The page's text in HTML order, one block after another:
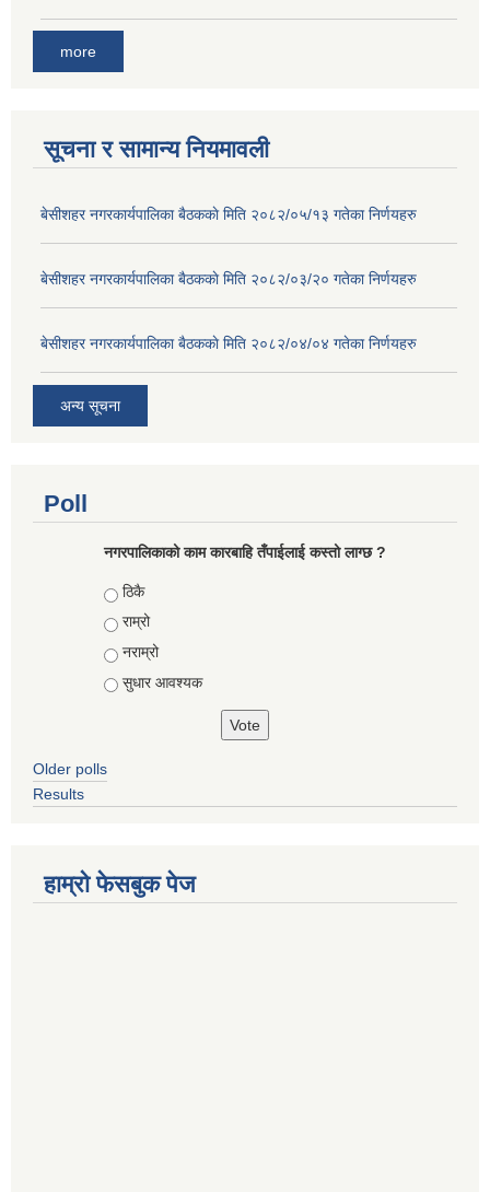
more
सूचना र सामान्य नियमावली
बे‍‍सीशहर नगरकार्यपालिका बैठककाे मिति २०८२/०५/१३ गतेका निर्णयहरु
बे‍‍सीशहर नगरकार्यपालिका बैठककाे मिति २०८२/०३/२० गतेका निर्णयहरु
बे‍‍सीशहर नगरकार्यपालिका बैठककाे मिति २०८२/०४/०४ गतेका निर्णयहरु
अन्य सूचना
Poll
नगरपालिकाको काम कारबाहि तँपाईलाई कस्तो लाग्छ ?
Choices
ठिकै
राम्रो
नराम्रो
सुधार आवश्यक
Older polls
Results
हाम्रो फेसबुक पेज